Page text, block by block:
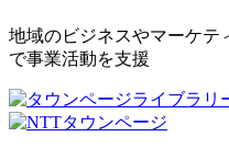
地域のビジネスやマーケテ
で事業活動を支援